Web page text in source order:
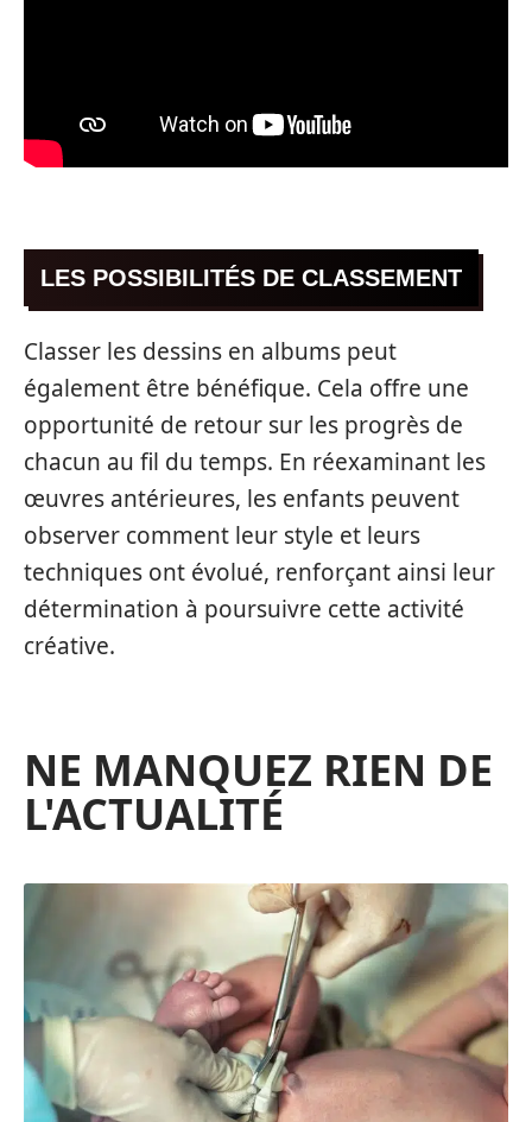
LES POSSIBILITÉS DE CLASSEMENT
Classer les dessins en albums peut
également être bénéfique. Cela offre une
opportunité de retour sur les progrès de
chacun au fil du temps. En réexaminant les
œuvres antérieures, les enfants peuvent
observer comment leur style et leurs
techniques ont évolué, renforçant ainsi leur
détermination à poursuivre cette activité
créative.
NE MANQUEZ RIEN DE
L'ACTUALITÉ